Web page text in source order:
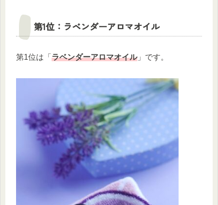
第1位：ラベンダーアロマオイル
第1位は「 ラベンダーアロマオイル」です。